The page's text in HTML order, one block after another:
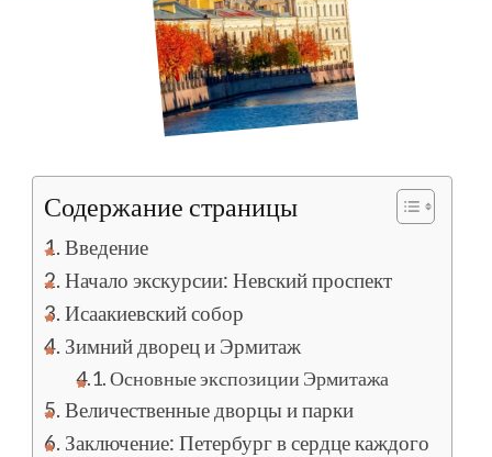
Содержание страницы
Введение
Начало экскурсии: Невский проспект
Исаакиевский собор
Зимний дворец и Эрмитаж
Основные экспозиции Эрмитажа
Величественные дворцы и парки
Заключение: Петербург в сердце каждого